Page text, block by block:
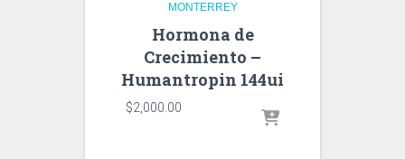
MONTERREY
Hormona de
Crecimiento –
Humantropin 144ui
$2,000.00